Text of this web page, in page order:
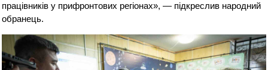
працівників у прифронтових регіонах», — підкреслив народний
обранець.